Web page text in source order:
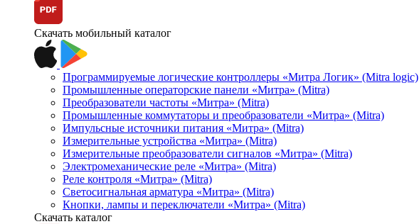
Скачать мобильный каталог
Программируемые логические контроллеры «Митра Логик» (Mitra logic)
Промышленные операторские панели «Митра» (Mitra)
Преобразователи частоты «Митра» (Mitra)
Промышленные коммутаторы и преобразователи «Митра» (Mitra)
Импульсные источники питания «Митра» (Mitra)
Измерительные устройства «Митра» (Mitra)
Измерительные преобразователи сигналов «Митра» (Mitra)
Электромеханические реле «Митра» (Mitra)
Реле контроля «Митра» (Mitra)
Светосигнальная арматура «Митра» (Mitra)
Кнопки, лампы и переключатели «Митра» (Mitra)
Скачать каталог